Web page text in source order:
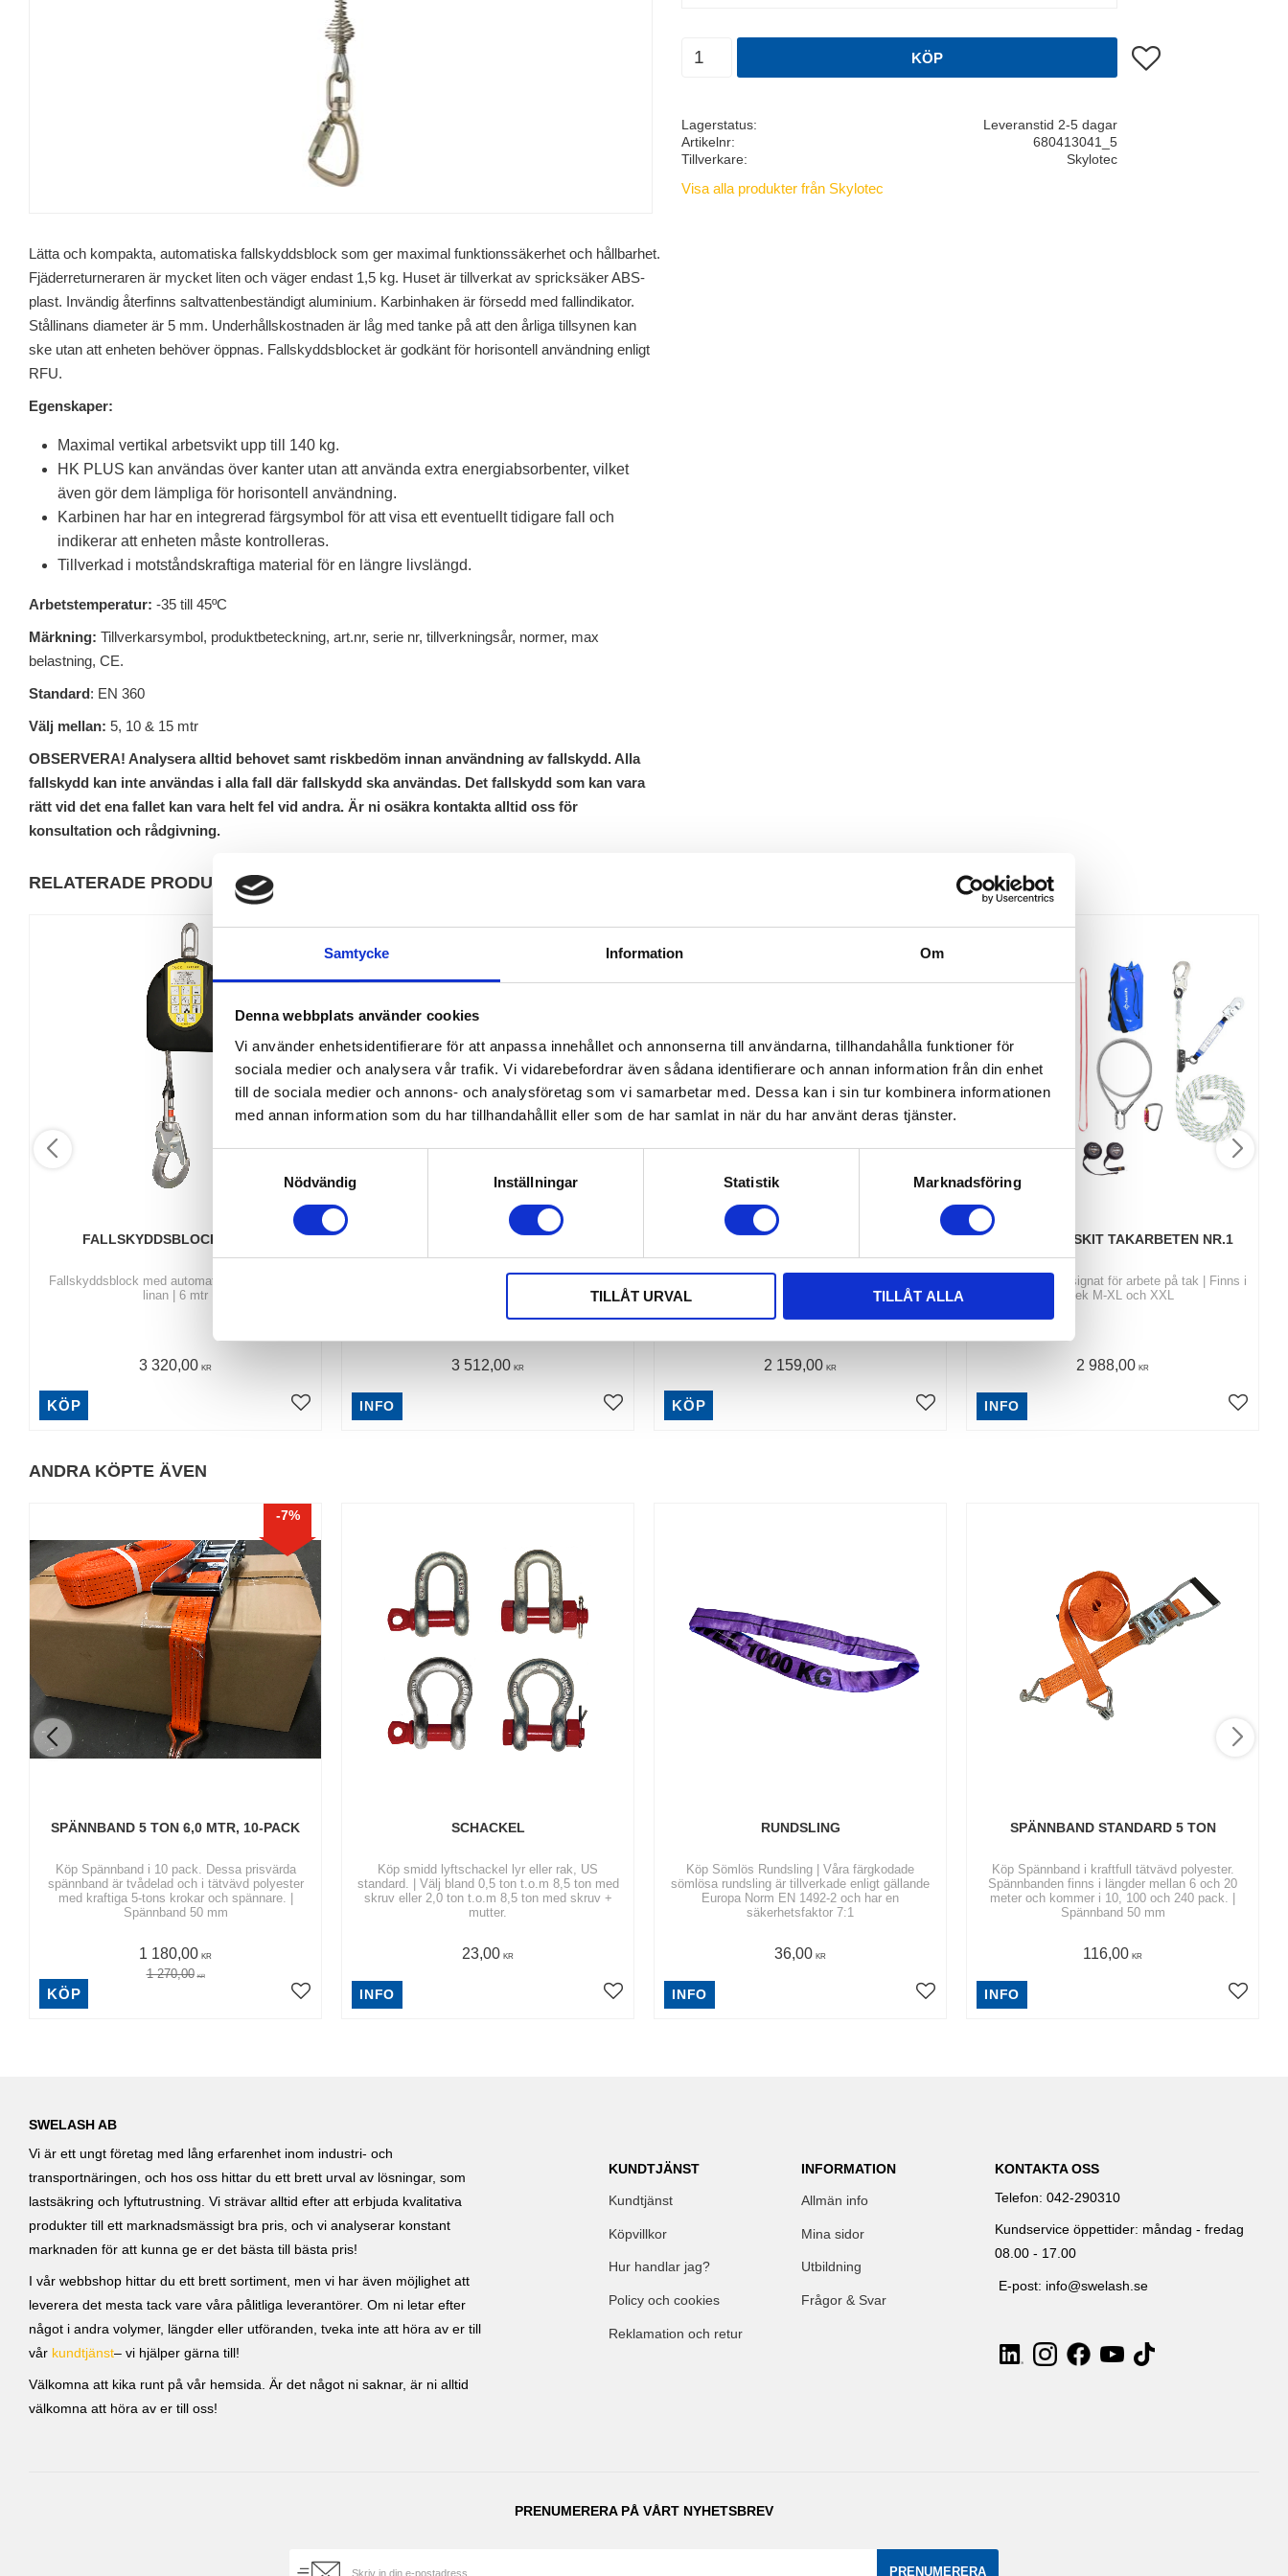
Samtycke Information Om
Denna webbplats använder cookies
Vi använder enhetsidentifierare för att anpassa innehållet och annonserna till användarna, tillhandahålla funktioner för
sociala medier och analysera vår trafik. Vi vidarebefordrar även sådana identifierare och annan information från din enhet
till de sociala medier och annons- och analysföretag som vi samarbetar med. Dessa kan i sin tur kombinera informationen
med annan information som du har tillhandahållit eller som de har samlat in när du har använt deras tjänster.
s
Nödvändig Inställningar Statistik Marknadsföring
TILLÅT URVAL TILLÅT ALLA
KÖP Lägg till i favoriter
Lagerstatus
Leveranstid 2-5 dagar
Artikelnr
680413041_5
Tillverkare
Skylotec
Visa alla produkter från Skylotec
Lätta och kompakta, automatiska fallskyddsblock som ger maximal funktionssäkerhet och hållbarhet.
Fjäderreturneraren är mycket liten och väger endast 1,5 kg. Huset är tillverkat av spricksäker ABS-
plast. Invändig återfinns saltvattenbeständigt aluminium. Karbinhaken är försedd med fallindikator.
Stållinans diameter är 5 mm. Underhållskostnaden är låg med tanke på att den årliga tillsynen kan
ske utan att enheten behöver öppnas. Fallskyddsblocket är godkänt för horisontell användning enligt
RFU.
Egenskaper:
Maximal vertikal arbetsvikt upp till 140 kg.
HK PLUS kan användas över kanter utan att använda extra energiabsorbenter, vilket
även gör dem lämpliga för horisontell användning.
Karbinen har har en integrerad färgsymbol för att visa ett eventuellt tidigare fall och
indikerar att enheten måste kontrolleras.
Tillverkad i motståndskraftiga material för en längre livslängd.
Arbetstemperatur: -35 till 45ºC
Märkning: Tillverkarsymbol, produktbeteckning, art.nr, serie nr, tillverkningsår, normer, max
belastning, CE.
Standard: EN 360
Välj mellan: 5, 10 & 15 mtr
OBSERVERA! Analysera alltid behovet samt riskbedöm innan användning av fallskydd. Alla
fallskydd kan inte användas i alla fall där fallskydd ska användas. Det fallskydd som kan vara
rätt vid det ena fallet kan vara helt fel vid andra. Är ni osäkra kontakta alltid oss för
konsultation och rådgivning.
RELATERADE PRODUKTER
FALLSKYDDSBLOCK WR100
Fallskyddsblock med automatisk inrullning av
linan | 6 mtr
3 320,00 KR
KÖP
FALLSKYDDSBLOCK MINI RGA1
3 512,00 KR
INFO
FALLSKYDDSBLOCK WR025
2 159,00 KR
KÖP
FALLSKYDDSKIT TAKARBETEN NR.1
​Fallskyddskit designat för arbete på tak | Finns i
storlek M-XL och XXL
2 988,00 KR
INFO
ANDRA KÖPTE ÄVEN
SPÄNNBAND 5 TON 6,0 MTR, 10-PACK
Köp Spännband i 10 pack. Dessa prisvärda
spännband är tvådelad och i tätvävd polyester
med kraftiga 5-tons krokar och spännare. |
Spännband 50 mm
1 180,00 KR
1 270,00 KR
7%
KÖP
SCHACKEL
Köp smidd lyftschackel lyr eller rak, US
standard. | Välj bland 0,5 ton t.o.m 8,5 ton med
skruv eller 2,0 ton t.o.m 8,5 ton med skruv +
mutter.
23,00 KR
INFO
RUNDSLING
Köp Sömlös Rundsling | Våra färgkodade
sömlösa rundsling är tillverkade enligt gällande
Europa Norm EN 1492-2 och har en
säkerhetsfaktor 7:1
36,00 KR
INFO
SPÄNNBAND STANDARD 5 TON
Köp Spännband i kraftfull tätvävd polyester.
Spännbanden finns i längder mellan 6 och 20
meter och kommer i 10, 100 och 240 pack. |
Spännband 50 mm
116,00 KR
INFO
SWELASH AB
Vi är ett ungt företag med lång erfarenhet inom industri- och
transportnäringen, och hos oss hittar du ett brett urval av lösningar, som
lastsäkring och lyftutrustning. Vi strävar alltid efter att erbjuda kvalitativa
produkter till ett marknadsmässigt bra pris, och vi analyserar konstant
marknaden för att kunna ge er det bästa till bästa pris!
I vår webbshop hittar du ett brett sortiment, men vi har även möjlighet att
leverera det mesta tack vare våra pålitliga leverantörer. Om ni letar efter
något i andra volymer, längder eller utföranden, tveka inte att höra av er till
vår kundtjänst– vi hjälper gärna till!
Välkomna att kika runt på vår hemsida. Är det något ni saknar, är ni alltid
välkomna att höra av er till oss!
KUNDTJÄNST
Kundtjänst
Köpvillkor
Hur handlar jag?
Policy och cookies
Reklamation och retur
INFORMATION
Allmän info
Mina sidor
Utbildning
Frågor & Svar
KONTAKTA OSS
Telefon: 042-290310
Kundservice öppettider: måndag - fredag
08.00 - 17.00
E-post: info@swelash.se
PRENUMERERA PÅ VÅRT NYHETSBREV
PRENUMERERA